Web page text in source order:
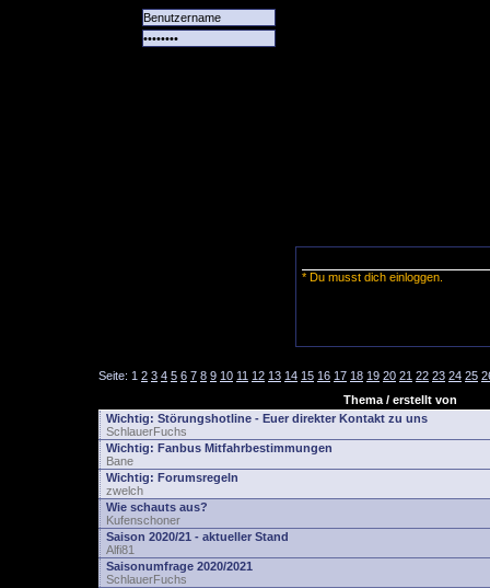
* Du musst dich einloggen.
Seite: 1 2 3 4 5 6 7 8 9 10 11 12 13 14 15 16 17 18 19 20 21 22 23 24 25
Thema / erstellt von
Wichtig: Störungshotline - Euer direkter Kontakt zu uns
SchlauerFuchs
Wichtig: Fanbus Mitfahrbestimmungen
Bane
Wichtig: Forumsregeln
zwelch
Wie schauts aus?
Kufenschoner
Saison 2020/21 - aktueller Stand
Alfi81
Saisonumfrage 2020/2021
SchlauerFuchs